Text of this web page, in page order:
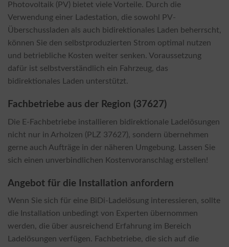
Photovoltaik (PV) bietet viele Vorteile. Durch die
Verwendung einer Ladestation, die sowohl PV-
Überschussladen als auch bidirektionales Laden beherrscht,
können Sie den selbstproduzierten Strom optimal nutzen
und betriebliche Kosten weiter senken. Voraussetzung
dafür ist selbstverständlich ein Fahrzeug, das
bidirektionales Laden unterstützt.
Fachbetriebe aus der Region (37627)
Die E-Fachbetriebe installieren bidirektionale Ladelösungen
nicht nur in Arholzen (PLZ 37627), sondern übernehmen
gerne auch Aufträge in der näheren Umgebung. Lassen Sie
sich einen unverbindlichen Kostenvoranschlag erstellen!
Angebot für die Installation anfordern
Wenn Sie sich für eine BiDi-Ladelösung interessieren, sollte
die Installation unbedingt von Experten übernommen
werden, die über ausreichend Erfahrung im Bereich
Ladelösungen verfügen. Fachbetriebe, die sich auf die